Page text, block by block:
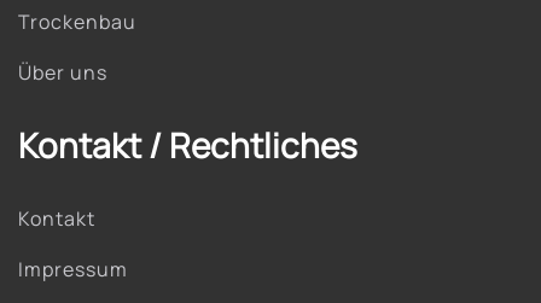
Trockenbau
Über uns
Kontakt / Rechtliches
Kontakt
Impressum